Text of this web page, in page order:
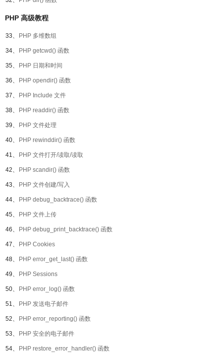
PHP 高级教程
33、 PHP 多维数组
34、 PHP getcwd() 函数
35、 PHP 日期和时间
36、 PHP opendir() 函数
37、 PHP Include 文件
38、 PHP readdir() 函数
39、 PHP 文件处理
40、 PHP rewinddir() 函数
41、 PHP 文件打开/读取/读取
42、 PHP scandir() 函数
43、 PHP 文件创建/写入
44、 PHP debug_backtrace() 函数
45、 PHP 文件上传
46、 PHP debug_print_backtrace() 函数
47、 PHP Cookies
48、 PHP error_get_last() 函数
49、 PHP Sessions
50、 PHP error_log() 函数
51、 PHP 发送电子邮件
52、 PHP error_reporting() 函数
53、 PHP 安全的电子邮件
54、 PHP restore_error_handler() 函数